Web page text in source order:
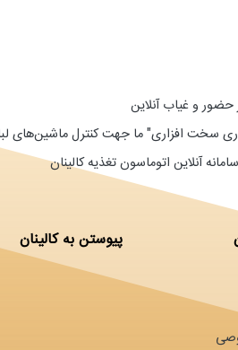
حضور و غیاب آنلاین
سخت افزاری" ما جهت کنترل
آنلاین اتوماسون تغذیه کالینان
پیوستن به کالینان